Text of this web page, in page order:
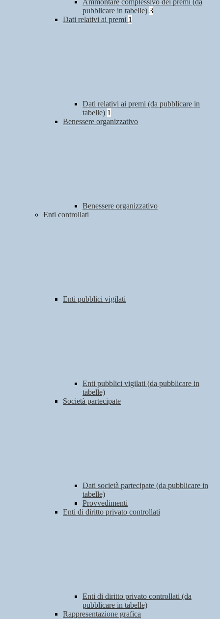
Ammontare complessivo dei premi (da
pubblicare in tabelle) 3
Dati relativi ai premi 1
Dati relativi ai premi (da pubblicare in
tabelle) 1
Benessere organizzativo
Benessere organizzativo
Enti controllati
Enti pubblici vigilati
Enti pubblici vigilati (da pubblicare in
tabelle)
Società partecipate
Dati società partecipate (da pubblicare in
tabelle)
Provvedimenti
Enti di diritto privato controllati
Enti di diritto privato controllati (da
pubblicare in tabelle)
Rappresentazione grafica